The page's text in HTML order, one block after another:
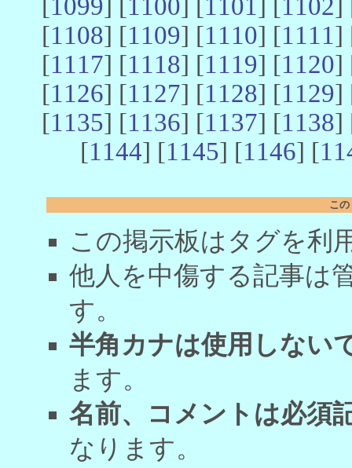
[1099] [1100] [1101] [1102]
[1108] [1109] [1110] [1111]
[1117] [1118] [1119] [1120]
[1126] [1127] [1128] [1129]
[1135] [1136] [1137] [1138]
[1144] [1145] [1146] [
こ
この掲示板はタグを利
他人を中傷する記事は
す。
半角カナは使用しない
ます。
名前、コメントは必須
なります。